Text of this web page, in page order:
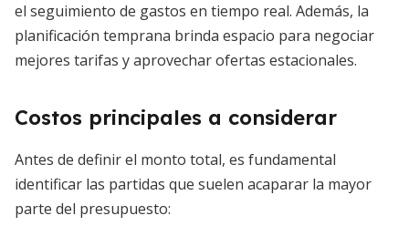
el seguimiento de gastos en tiempo real. Además, la
planificación temprana brinda espacio para negociar
mejores tarifas y aprovechar ofertas estacionales.
Costos principales a considerar
Antes de definir el monto total, es fundamental
identificar las partidas que suelen acaparar la mayor
parte del presupuesto: